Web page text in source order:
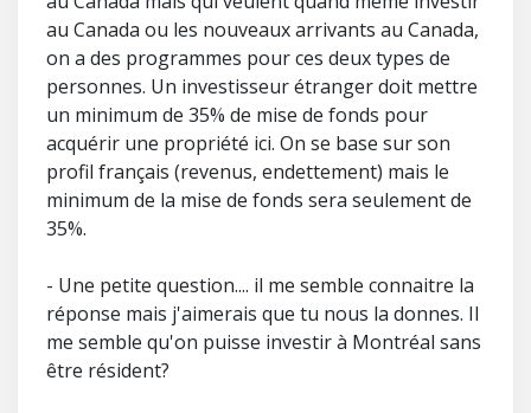
au Canada ou les nouveaux arrivants au Canada,
on a des programmes pour ces deux types de
personnes. Un investisseur étranger doit mettre
un minimum de 35% de mise de fonds pour
acquérir une propriété ici. On se base sur son
profil français (revenus, endettement) mais le
minimum de la mise de fonds sera seulement de
35%.
- Une petite question.... il me semble connaitre la
réponse mais j'aimerais que tu nous la donnes. Il
me semble qu'on puisse investir à Montréal sans
être résident?